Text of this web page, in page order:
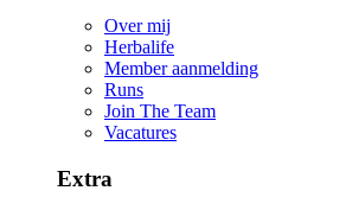
Over mij
Herbalife
Member aanmelding
Runs
Join The Team
Vacatures
Extra